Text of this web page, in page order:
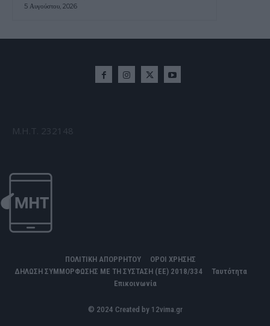
5 Αυγούστου, 2026
Μ.Η.Τ. 232148
ΠΟΛΙΤΙΚΗ ΑΠΟΡΡΗΤΟΥ
ΟΡΟΙ ΧΡΗΣΗΣ
ΔΗΛΩΣΗ ΣΥΜΜΟΡΦΩΣΗΣ ΜΕ ΤΗ ΣΥΣΤΑΣΗ (ΕΕ) 2018/334
Ταυτότητα
Επικοινωνία
© 2024 Created by 12vima.gr